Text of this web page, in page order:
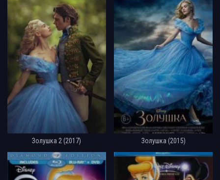
Золушка 2 (2017) Золушка (2015)